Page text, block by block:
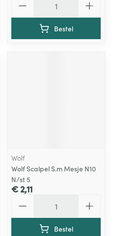
Bestel
Wolf
Wolf Scalpel S.m Mesje N10
N/st 5
€ 2,11
Bestel